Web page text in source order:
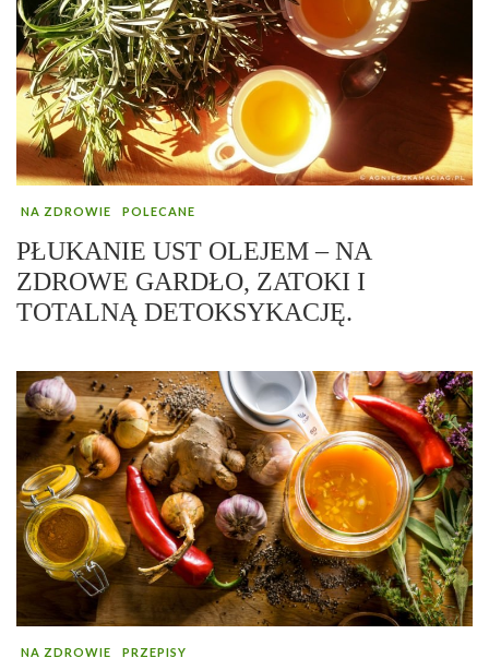
NA ZDROWIE POLECANE
PŁUKANIE UST OLEJEM – NA
ZDROWE GARDŁO, ZATOKI I
TOTALNĄ DETOKSYKACJĘ.
NA ZDROWIE PRZEPISY